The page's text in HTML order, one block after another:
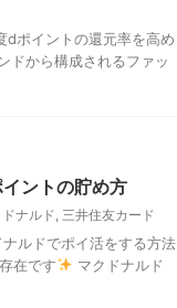
dポイントの還元率を高め
ドから構成されるファッ
ントの貯め方
ナルド, 三井住友カード
ルドでポイ活をする方法
在です
マクドナルド